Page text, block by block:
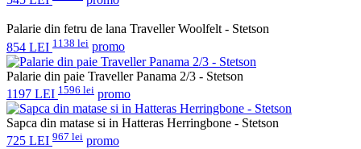
Palarie din fetru de lana Traveller Woolfelt - Stetson
854 LEI 1138 lei promo
Palarie din paie Traveller Panama 2/3 - Stetson
1197 LEI 1596 lei promo
Sapca din matase si in Hatteras Herringbone - Stetson
725 LEI 967 lei promo